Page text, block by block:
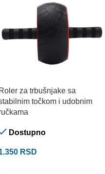
Roler za trbušnjake sa
točkom i udobnim
Dostupno
RSD